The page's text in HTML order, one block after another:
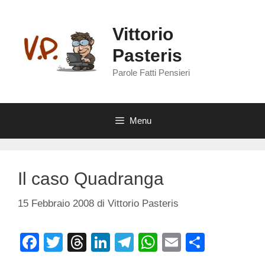
contenuto
Vittorio
Pasteris
Parole Fatti Pensieri
Menu
Il caso Quadranga
15 Febbraio 2008 di Vittorio Pasteris
F
T
T
Li
T
W E